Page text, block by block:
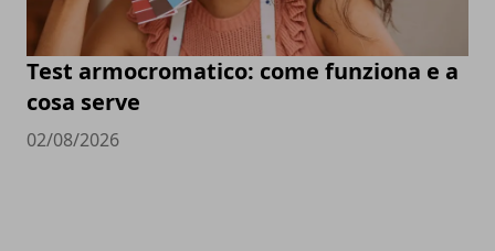
Test armocromatico: come funziona e a
cosa serve
02/08/2026